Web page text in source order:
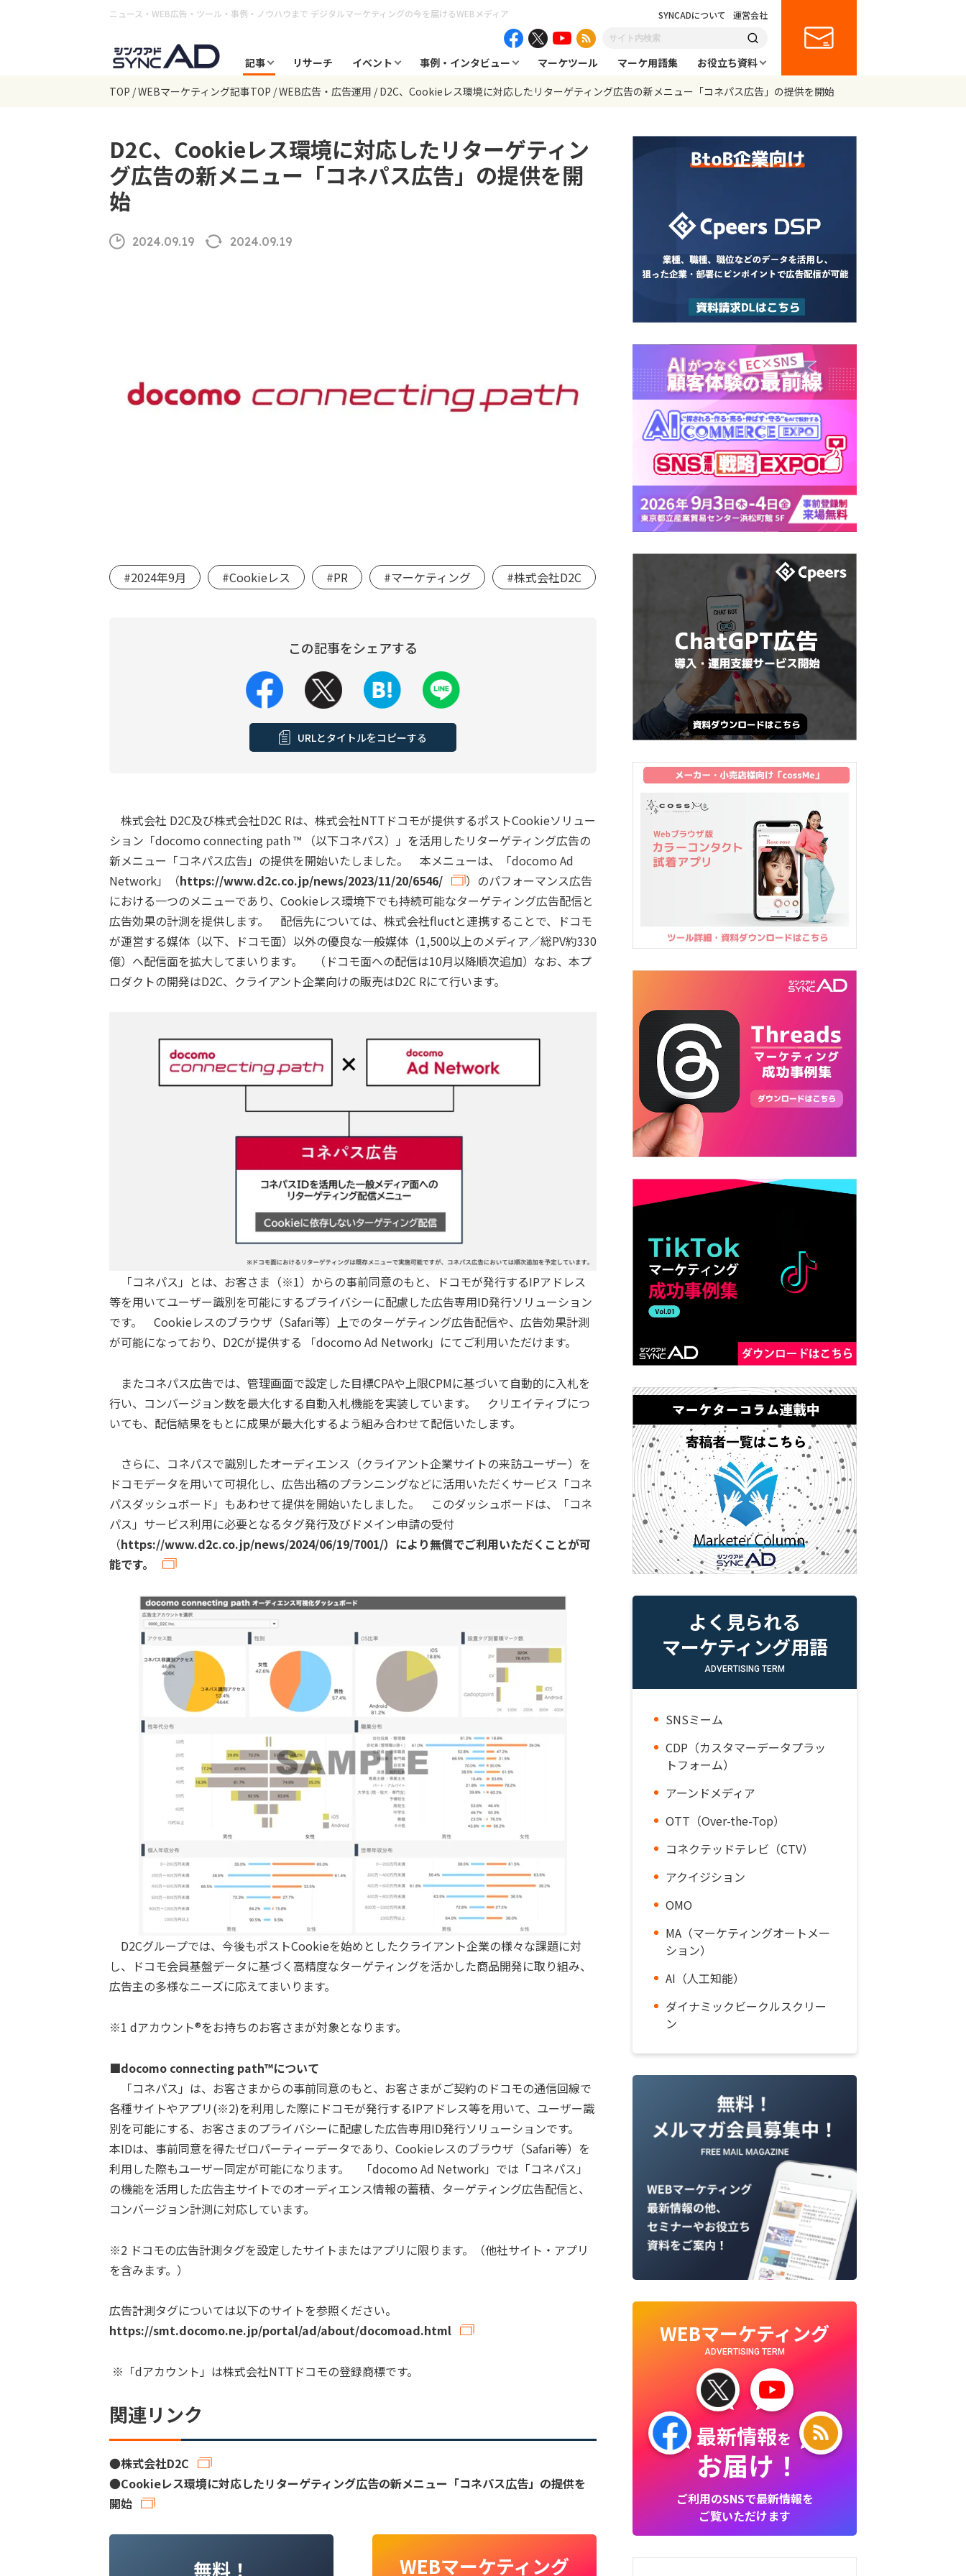
ニュース・WEB広告・ツール・事例・ノウハウまで デジタルマーケティングの今を届けるWEBメディア SYNCADについて 運営会社
記事 リサーチ イベント 事例・インタビュー マーケツール マーケ用語集
お役立ち資料
TOP WEBマーケティング記事TOP WEB広告・広告運用 D2C、Cookieレス環境に対応したリターゲティング広告の新メニュー「コネパス広告」の提供を開始
D2C、Cookieレス環境に対応したリターゲティン
グ広告の新メニュー「コネパス広告」の提供を開
始
2024.09.19 2024.09.19
#2024年9月 #Cookieレス #PR #マーケティング #株式会社D2C
この記事をシェアする
URLとタイトルをコピーする
株式会社 D2C及び株式会社D2C Rは、株式会社NTTドコモが提供するポストCookieソリュー
ション「docomo connecting path ™ （以下コネパス）」を活用したリターゲティング広告の
新メニュー「コネパス広告」の提供を開始いたしました。 本メニューは、「docomo Ad
Network」（https://www.d2c.co.jp/news/2023/11/20/6546/
）のパフォーマンス広告
における一つのメニューであり、Cookieレス環境下でも持続可能なターゲティング広告配信と
広告効果の計測を提供します。 配信先については、株式会社fluctと連携することで、ドコモ
が運営する媒体（以下、ドコモ面）以外の優良な一般媒体（1,500以上のメディア／総PV約330
億）へ配信面を拡大してまいります。 （ドコモ面への配信は10月以降順次追加）なお、本プ
ロダクトの開発はD2C、クライアント企業向けの販売はD2C Rにて行います。
「コネパス」とは、お客さま（※1）からの事前同意のもと、ドコモが発行するIPアドレス
等を用いてユーザー識別を可能にするプライバシーに配慮した広告専用ID発行ソリューション
です。 Cookieレスのブラウザ（Safari等）上でのターゲティング広告配信や、広告効果計測
が可能になっており、D2Cが提供する 「docomo Ad Network」にてご利用いただけます。
またコネパス広告では、管理画面で設定した目標CPAや上限CPMに基づいて自動的に入札を
行い、コンバージョン数を最大化する自動入札機能を実装しています。 クリエイティブにつ
いても、配信結果をもとに成果が最大化するよう組み合わせて配信いたします。
さらに、コネパスで識別したオーディエンス（クライアント企業サイトの来訪ユーザー）を
ドコモデータを用いて可視化し、広告出稿のプランニングなどに活用いただくサービス「コネ
パスダッシュボード」もあわせて提供を開始いたしました。 このダッシュボードは、「コネ
パス」サービス利用に必要となるタグ発行及びドメイン申請の受付
（https://www.d2c.co.jp/news/2024/06/19/7001/）により無償でご利用いただくことが可
能です。
D2Cグループでは、今後もポストCookieを始めとしたクライアント企業の様々な課題に対
し、ドコモ会員基盤データに基づく高精度なターゲティングを活かした商品開発に取り組み、
広告主の多様なニーズに応えてまいります。
※1 dアカウント®をお持ちのお客さまが対象となります。
■docomo connecting path™について
「コネパス」は、お客さまからの事前同意のもと、お客さまがご契約のドコモの通信回線で
各種サイトやアプリ(※2)を利用した際にドコモが発行するIPアドレス等を用いて、ユーザー識
別を可能にする、お客さまのプライバシーに配慮した広告専用ID発行ソリューションです。
本IDは、事前同意を得たゼロパーティーデータであり、Cookieレスのブラウザ（Safari等）を
利用した際もユーザー同定が可能になります。 「docomo Ad Network」では「コネパス」
の機能を活用した広告主サイトでのオーディエンス情報の蓄積、ターゲティング広告配信と、
コンバージョン計測に対応しています。
※2 ドコモの広告計測タグを設定したサイトまたはアプリに限ります。（他社サイト・アプリ
を含みます。）
広告計測タグについては以下のサイトを参照ください。
https://smt.docomo.ne.jp/portal/ad/about/docomoad.html
※「dアカウント」は株式会社NTTドコモの登録商標です。
関連リンク
●株式会社D2C
●Cookieレス環境に対応したリターゲティング広告の新メニュー「コネパス広告」の提供を
開始
WEBマーケティング
よく見られる
マーケティング用語
ADVERTISING TERM
SNSミーム
CDP（カスタマーデータプラッ
トフォーム）
アーンドメディア
OTT（Over-the-Top）
コネクテッドテレビ（CTV）
アクイジション
OMO
MA（マーケティングオートメー
ション）
AI（人工知能）
ダイナミックビークルスクリー
ン
WEBマーケティング
ADVERTISING TERM
最新情報を
お届け！
ご利用のSNSで最新情報を
ご覧いただけます